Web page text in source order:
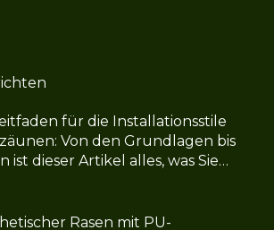
für die Installationsstile
Von den Grundlagen bis
ist dieser Artikel alles, was Sie
Rasen mit PU-